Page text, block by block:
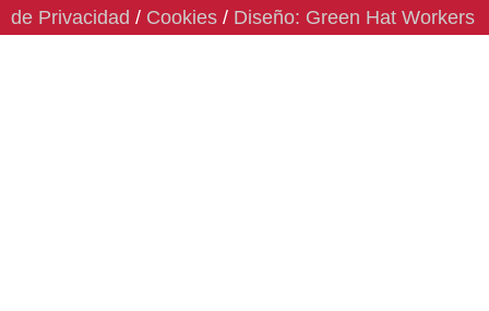
de Privacidad / Cookies / Diseño: Green Hat Workers